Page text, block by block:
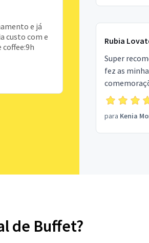
e já
custo com e
Rubia
Super
fez as
nesta
para Kenia
de Buffet?